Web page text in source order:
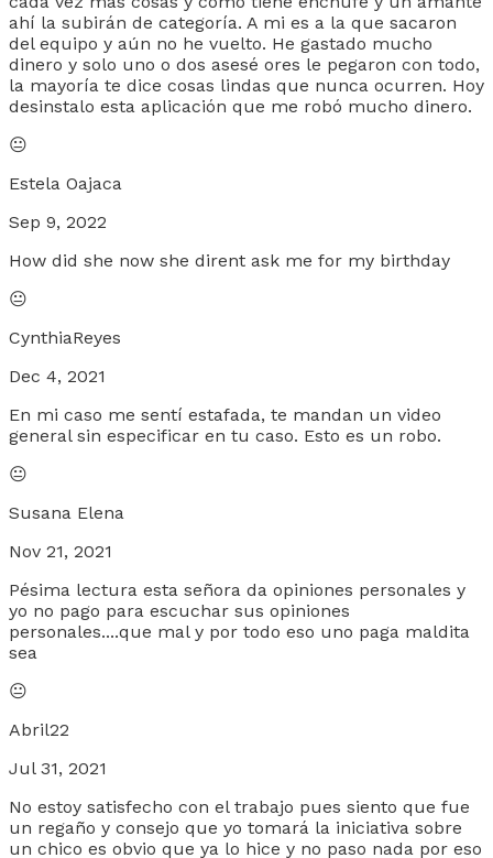
ahí la subirán de categoría. A mi es a la que sacaron
del equipo y aún no he vuelto. He gastado mucho
dinero y solo uno o dos asesé ores le pegaron con todo,
la mayoría te dice cosas lindas que nunca ocurren. Hoy
desinstalo esta aplicación que me robó mucho dinero.
😐
Estela Oajaca
Sep 9, 2022
How did she now she dirent ask me for my birthday
😐
CynthiaReyes
Dec 4, 2021
En mi caso me sentí estafada, te mandan un video
general sin especificar en tu caso. Esto es un robo.
😐
Susana Elena
Nov 21, 2021
Pésima lectura esta señora da opiniones personales y
yo no pago para escuchar sus opiniones
personales....que mal y por todo eso uno paga maldita
sea
😐
Abril22
Jul 31, 2021
No estoy satisfecho con el trabajo pues siento que fue
un regaño y consejo que yo tomará la iniciativa sobre
un chico es obvio que ya lo hice y no paso nada por eso